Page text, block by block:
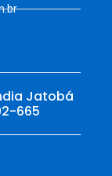
Jatobá
665